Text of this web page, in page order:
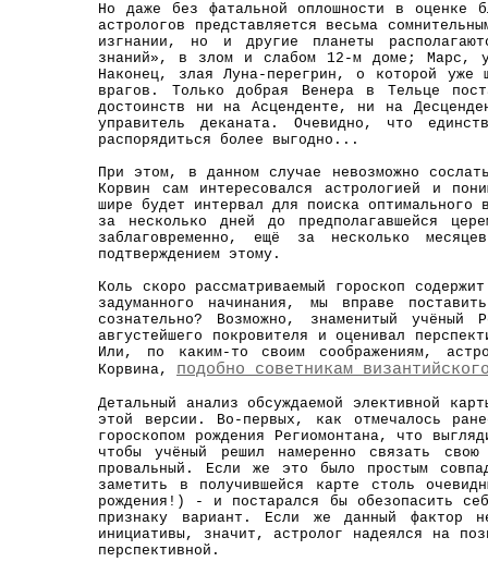
Но даже без фатальной оплошности в оценке
астрологов представляется весьма
изгнании, но и другие планеты
знаний», в злом и слабом 12-м доме; Марс,
Наконец, злая Луна-перегрин, о которой
врагов. Только добрая Венера в Тельце
достоинств ни на Асценденте, ни на
управитель деканата. Очевидно, что
распорядиться более выгодно...
При этом, в данном случае невозможно
Корвин сам интересовался астрологией и
шире будет интервал для поиска
за несколько дней до предполагавшейся
заблаговременно, ещё за несколько
подтверждением этому.
Коль скоро рассматриваемый гороскоп
задуманного начинания, мы вправе
сознательно? Возможно, знаменитый учёный
августейшего покровителя и оценивал
Или, по каким-то своим соображениям,
Корвина, подобно советникам
Детальный анализ обсуждаемой элективной
этой версии. Во-первых, как отмечалось
гороскопом рождения Региомонтана, что
чтобы учёный решил намеренно связать
провальный. Если же это было простым
заметить в получившейся карте столь
рождения!) - и постарался бы обезопасить
признаку вариант. Если же данный фактор
инициативы, значит, астролог надеялся на
перспективной.